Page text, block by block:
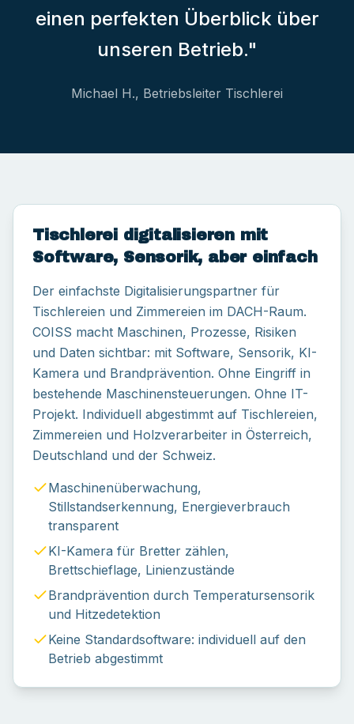
einen perfekten Überblick über
unseren Betrieb."
Michael H., Betriebsleiter Tischlerei
Tischlerei digitalisieren mit
Software, Sensorik, aber einfach
Der einfachste Digitalisierungspartner für
Tischlereien und Zimmereien im DACH-Raum.
COISS macht Maschinen, Prozesse, Risiken
und Daten sichtbar: mit Software, Sensorik, KI-
Kamera und Brandprävention. Ohne Eingriff in
bestehende Maschinensteuerungen. Ohne IT-
Projekt. Individuell abgestimmt auf Tischlereien,
Zimmereien und Holzverarbeiter in Österreich,
Deutschland und der Schweiz.
Maschinenüberwachung,
Stillstandserkennung, Energieverbrauch
transparent
KI-Kamera für Bretter zählen,
Brettschieflage, Linienzustände
Brandprävention durch Temperatursensorik
und Hitzedetektion
Keine Standardsoftware: individuell auf den
Betrieb abgestimmt